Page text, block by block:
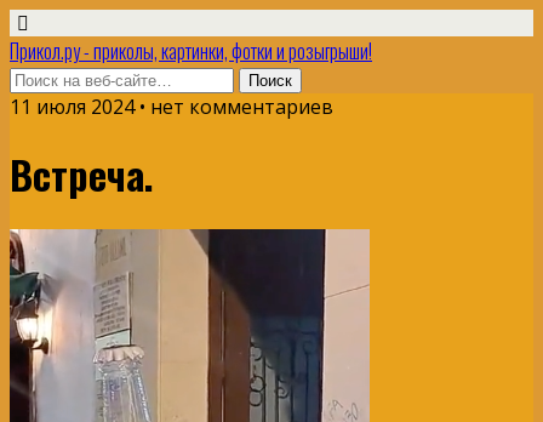
Прикол.ру - приколы, картинки, фотки и розыгрыши!
11 июля 2024 • нет комментариев
Встреча.